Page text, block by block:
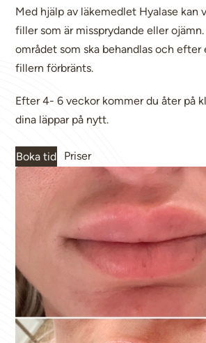
Med hjälp av läkemedlet Hyalase kan
filler som är missprydande eller
området som ska behandlas och efter
fillern förbränts.
Efter 4- 6 veckor kommer du åter på
dina läppar på nytt.
Boka tid Priser